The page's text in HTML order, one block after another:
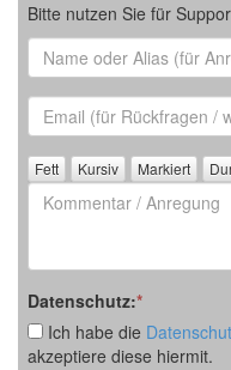
Bitte nutzen Sie für
Name
oder
Alias
Email
(für
Rückfrage)
Kommentar
/
Anregung
Datenschutz:*
Ich habe die
akzeptiere diese hiermit.